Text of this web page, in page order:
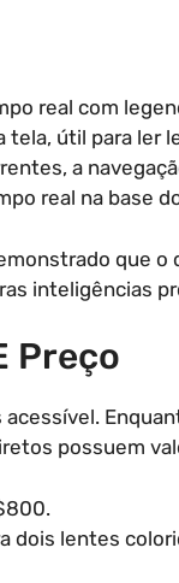
real com
útil para ler
a
real na base
que o
inteligências
Preço
possuem
dois lentes